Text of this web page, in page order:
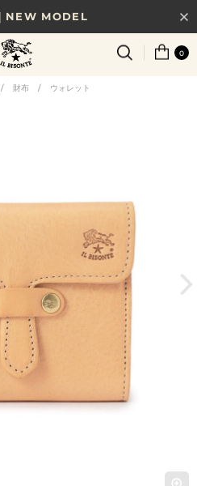
NEW MODEL
込11,000円以上で送料無料
べる、新しいギフトガイド
0
/ 財布 / ウォレット